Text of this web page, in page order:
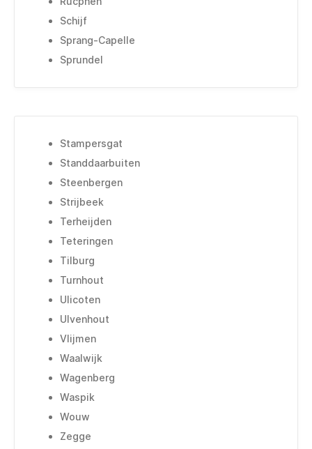
Schijf
Sprang-Capelle
Sprundel
Stampersgat
Standdaarbuiten
Steenbergen
Strijbeek
Terheijden
Teteringen
Tilburg
Turnhout
Ulicoten
Ulvenhout
Vlijmen
Waalwijk
Wagenberg
Waspik
Wouw
Zegge